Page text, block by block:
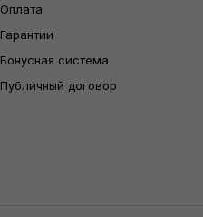
Оплата
Гарантии
Бонусная система
Публичный договор